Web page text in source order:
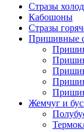
Стразы
Кабошоны
Стразы
Пришивные
Жемчуг и